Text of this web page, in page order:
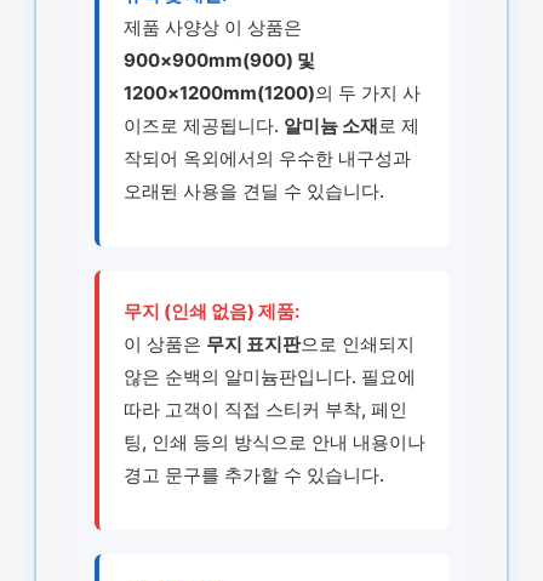
제품 사양상 이 상품은
900×900mm(900) 및
1200×1200mm(1200)의 두 가지 사
이즈로 제공됩니다. 알미늄 소재로 제
작되어 옥외에서의 우수한 내구성과
오래된 사용을 견딜 수 있습니다.
무지 (인쇄 없음) 제품:
이 상품은 무지 표지판으로 인쇄되지
않은 순백의 알미늄판입니다. 필요에
따라 고객이 직접 스티커 부착, 페인
팅, 인쇄 등의 방식으로 안내 내용이나
경고 문구를 추가할 수 있습니다.